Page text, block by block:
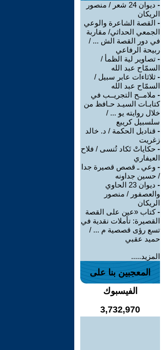
-
ديوان 24 شعر / منصور
الريكان
- القصة الشاعرة والوعي
الجمعي الحداثي/ مقاربة
في دور القصة الش ... /
ربيحة الرفاعي
- تصاوير لية الظمأ /
السمّاح عبد الله
- ثلاثاءات عابر سبيل /
السمّاح عبد الله
- ملامــح التجريــب في
كتابـات السيـد حـافظ من
خلال روايته يو ... /
سلسبيل كريبع
- قناديل الحكمة / د. خالد
زغريت
- حكاياتْ تَكاد تُنسى / فلاح
العيفاري
- وعي ـ قصص قصيرة جدا
/ حسين جداونه
-
ديوان 23 الحاوي
والعصفور / منصور
الريكان
-كتاب «عين على القصة
القصيرة: تأملات نقدية في
تسع رؤى قصصية م ... /
حميد عقبي
المزيد.....
المعجبين بنا على
الفيسبوك
3,732,970